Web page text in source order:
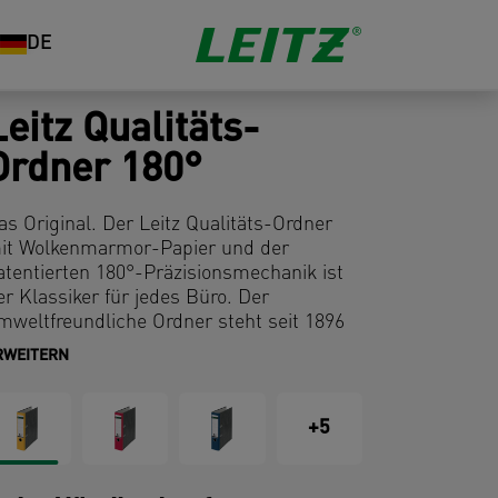
DE
Qualitäts-
180°
Original. Der Leitz Qualitäts-Ordner
Wolkenmarmor-Papier und der
180°-Präzisionsmechanik ist
Klassiker für jedes Büro. Der
Ordner steht seit 1896
Premiumqualität und Langlebigkeit. Er
Entscheiden Sie sich für das
und gehen Sie zurück in die
+5